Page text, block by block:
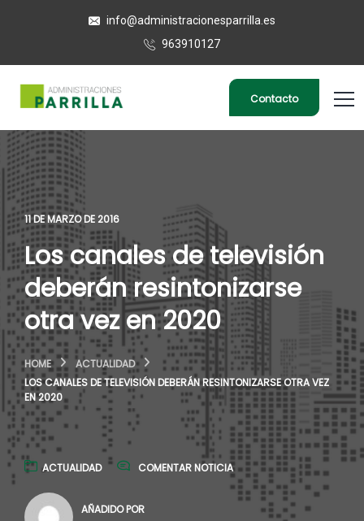
info@administracionesparrilla.es
963910127
Contacto
11 DE MARZO DE 2016
Los canales de televisión
deberán resintonizarse
otra vez en 2020
HOME
ACTUALIDAD
LOS CANALES DE TELEVISIÓN DEBERÁN RESINTONIZARSE OTRA VEZ
EN 2020
ACTUALIDAD COMENTAR NOTICIA
AÑADIDO POR